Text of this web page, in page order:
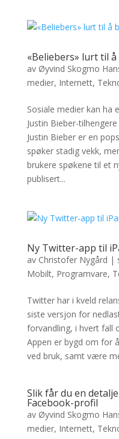
«Beliebers» lurt til
av Øyvind Skogmo
medier, Internett,
Sosiale medier kan ha
Justin Bieber-
Justin Bieber er en
spøker stadig vekk,
brukere spøkene til et
publisert...
Ny Twitter-app til
av Christofer Nygård |
Mobilt, Programvare,
Twitter har i kveld
siste versjon for
forvandling, i hvert fall
Appen er bygd om for
ved bruk, samt være
Slik får du en
Facebook-profil
av Øyvind Skogmo
medier, Internett,